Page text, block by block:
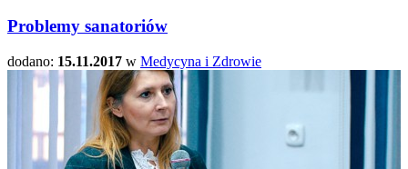
Problemy sanatoriów
dodano: 15.11.2017 w Medycyna i Zdrowie